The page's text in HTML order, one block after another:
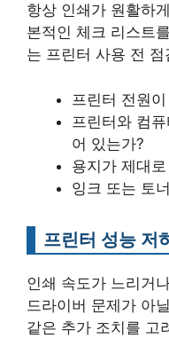
항상 인쇄가 원활하
본적인 체크 리스트
는 프린터 사용 전
프린터 전원
프린터와 컴
어 있는가?
용지가 제대
잉크 또는 토
프린터 성능 저
인쇄 속도가 느리거
드라이버 문제가 아
같은 추가 조치를 고